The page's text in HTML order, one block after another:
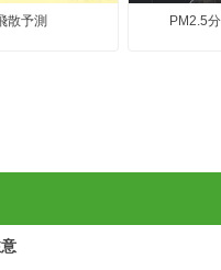
散予測 PM2.5